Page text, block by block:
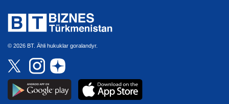
© 2026 BT. Ähli hukuklar goralandyr.